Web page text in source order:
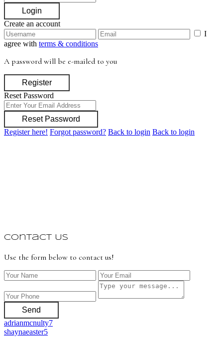
Login
Create an account
I
agree with terms & conditions
A password will be e-mailed to you
Register
Reset Password
Reset Password
Register here! Forgot password? Back to login Back to login
Contact Us
Use the form below to contact us!
Send
adrianmcnulty7
shaynaeaster5